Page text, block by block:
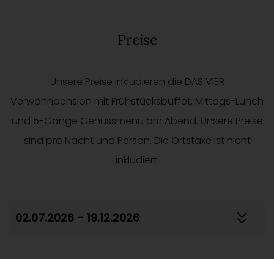
Preise
Unsere Preise inkludieren die DAS VIER
Verwöhnpension mit Frühstücksbuffet, Mittags-Lunch
und 5-Gänge Genussmenü am Abend. Unsere Preise
sind pro Nacht und Person. Die Ortstaxe ist nicht
inkludiert.
02.07.2026 - 19.12.2026